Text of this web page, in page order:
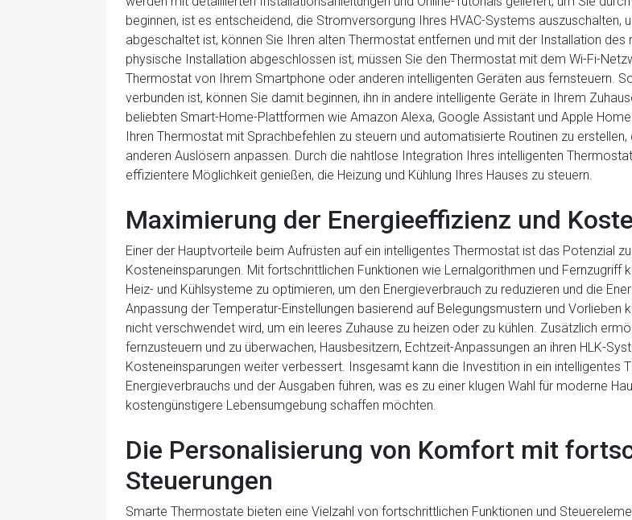
beginnen, ist es entscheidend, die Stromversorgung Ihres HVAC-Systems
abgeschaltet ist, können Sie Ihren alten Thermostat entfernen und mit der Installation
physische Installation abgeschlossen ist, müssen Sie den Thermostat mit dem Wi-Fi-
Thermostat von Ihrem Smartphone oder anderen intelligenten Geräten aus fernsteuern.
verbunden ist, können Sie damit beginnen, ihn in andere intelligente Geräte in Ihrem
beliebten Smart-Home-Plattformen wie Amazon Alexa, Google Assistant und Apple
Ihren Thermostat mit Sprachbefehlen zu steuern und automatisierte Routinen zu
anderen Auslösern anpassen. Durch die nahtlose Integration Ihres intelligenten
effizientere Möglichkeit genießen, die Heizung und Kühlung Ihres Hauses zu steuern.
Maximierung der Energieeffizienz und
Einer der Hauptvorteile beim Aufrüsten auf ein intelligentes Thermostat ist das Potenzial
Kosteneinsparungen. Mit fortschrittlichen Funktionen wie Lernalgorithmen und Fernzugriff
Heiz- und Kühlsysteme zu optimieren, um den Energieverbrauch zu reduzieren und die
Anpassung der Temperatur-Einstellungen basierend auf Belegungsmustern und
nicht verschwendet wird, um ein leeres Zuhause zu heizen oder zu kühlen. Zusätzlich
fernzusteuern und zu überwachen, Hausbesitzern, Echtzeit-Anpassungen an ihren HLK-
Kosteneinsparungen weiter verbessert. Insgesamt kann die Investition in ein intelligentes
Energieverbrauchs und der Ausgaben führen, was es zu einer klugen Wahl für moderne
kostengünstigere Lebensumgebung schaffen möchten.
Die Personalisierung von Komfort mit
Steuerungen
Smarte Thermostate bieten eine Vielzahl von fortschrittlichen Funktionen und